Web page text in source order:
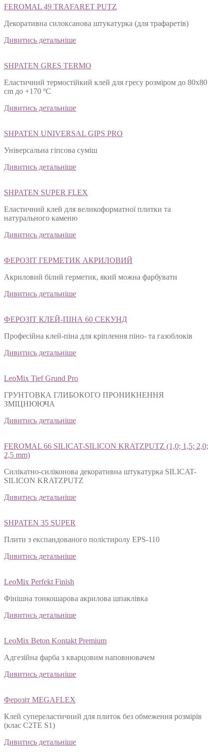
FEROMAL 49 TRAFARET PUTZ
Декоративна силоксанова штукатурка (для трафаретів)
Дивитись детальніше
SHPATEN GRES TERMO
Еластичний термостійкий клей для гресу розміром до 80х80
cm до +170 ºС
Дивитись детальніше
SHPATEN UNIVERSAL GIPS PRO
Універсальна гіпсова суміш
Дивитись детальніше
SHPATEN SUPER FLEX
Еластичний клей для великоформатної плитки та
натурального каменю
Дивитись детальніше
ФЕРОЗІТ ГЕРМЕТИК АКРИЛОВИЙ
Акриловий білий герметик, який можна фарбувати
Дивитись детальніше
ФЕРОЗІТ КЛЕЙ-ПІНА 60 СЕКУНД
Професійна клей-піна для кріплення піно- та газоблоків
Дивитись детальніше
LeoMix Tief Grund Pro
ГРУНТОВКА ГЛИБОКОГО ПРОНИКНЕННЯ
ЗМІЦНЮЮЧА
Дивитись детальніше
FEROMAL 66 SILICAT-SILICON KRATZPUTZ (1,0; 1,5; 2,0;
2,5 mm)
Силікатно-силіконова декоративна штукатурка SILICAT-
SILICON KRATZPUTZ
Дивитись детальніше
SHPATEN 35 SUPER
Плити з експандованого полістиролу EPS-110
Дивитись детальніше
LeoMix Perfekt Finish
Фінішна тонкошарова акрилова шпаклівка
Дивитись детальніше
LeoMix Beton Kontakt Premium
Адгезійна фарба з кварцовим наповнювачем
Дивитись детальніше
Ферозіт MEGAFLEX
Клей супереластичний для плиток без обмеження розмірів
(клас С2ТЕ S1)
Дивитись детальніше